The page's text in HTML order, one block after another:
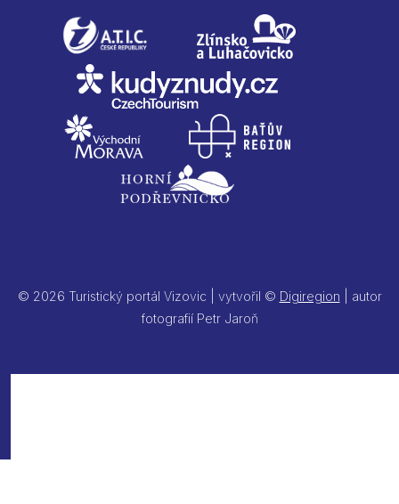
© 2026 Turistický portál Vizovic | vytvořil © Digiregion | autor
fotografií Petr Jaroň